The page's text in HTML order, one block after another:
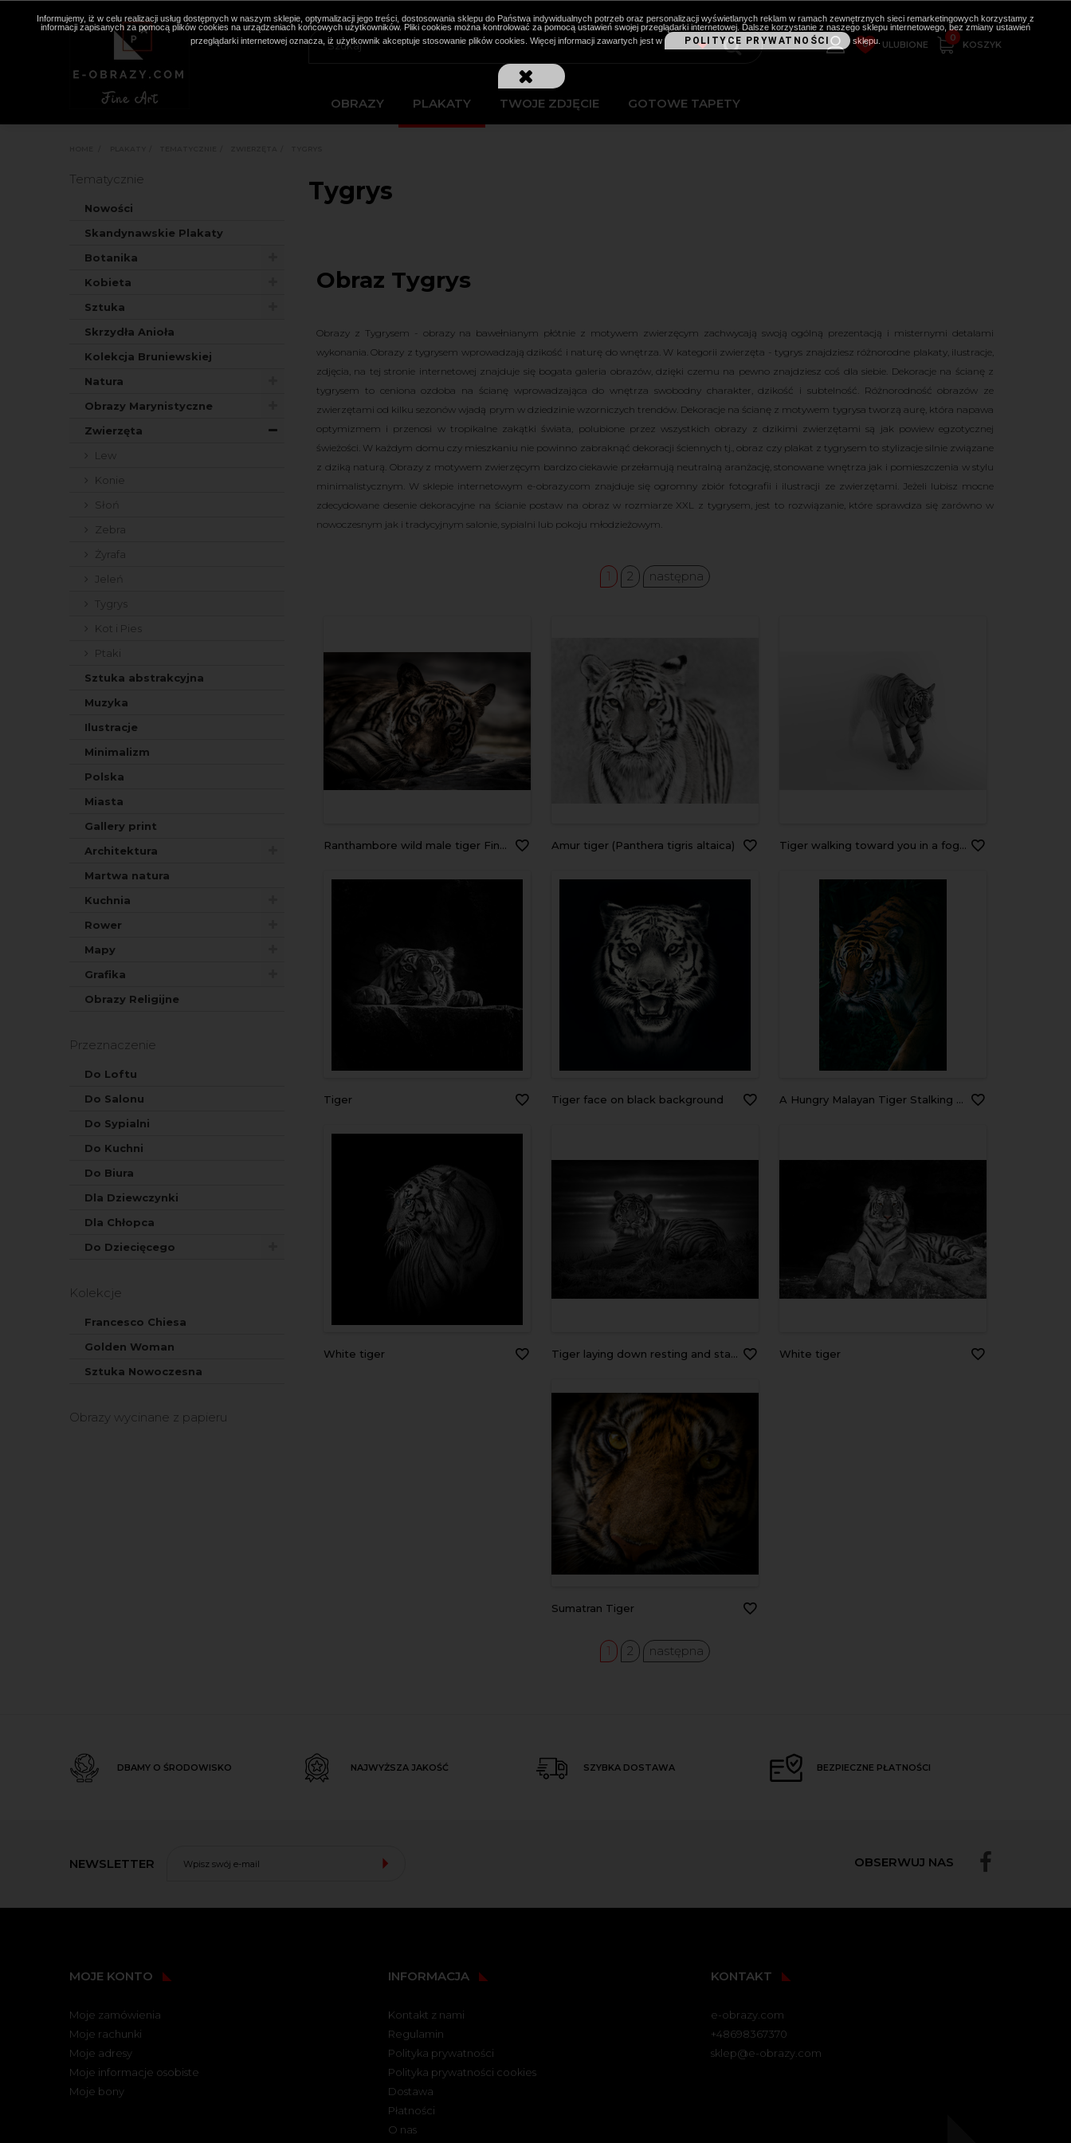
0 ULUBIONE
0
KOSZYK
OBRAZY PLAKATY TWOJE ZDJĘCIE GOTOWE TAPETY
Tematycznie
Nowości
Skandynawskie Plakaty
Botanika
Kobieta
Sztuka
Skrzydła Anioła
Kolekcja Bruniewskiej
Natura
Obrazy Marynistyczne
Zwierzęta
Lew
Konie
Słoń
Zebra
Żyrafa
Jeleń
Tygrys
Kot i Pies
Ptaki
Sztuka abstrakcyjna
Muzyka
Ilustracje
Minimalizm
Polska
Miasta
Gallery print
Architektura
Martwa natura
Kuchnia
Rower
Mapy
Grafika
Obrazy Religijne
Przeznaczenie
Do Loftu
Do Salonu
Do Sypialni
Do Kuchni
Do Biura
Dla Dziewczynki
Dla Chłopca
Do Dziecięcego
Kolekcje
Francesco Chiesa
Golden Woman
Sztuka Nowoczesna
Obrazy wycinane z papieru
Tygrys
Obraz Tygrys
Obrazy z Tygrysem - obrazy na bawełnianym płótnie z motywem zwierzęcym zachwycają swoją ogólną prezentacją i misternymi detalami
wykonania. Obrazy z tygrysem wprowadzają dzikość i naturę do wnętrza. W kategorii zwierzęta - tygrys znajdziesz różnorodne plakaty, ilustracje,
zdjęcia, na tej stronie internetowej znajduje się bogata galeria obrazów, dzięki czemu na pewno znajdziesz coś dla siebie. Dekoracje na ścianę z
tygrysem to ceniona ozdoba na ścianę wprowadzająca do wnętrza swobodny charakter, dzikość i subtelność. Różnorodność obrazów ze
zwierzętami od kilku sezonów wjadą prym w dziedzinie wzorniczych trendów. Dekoracje na ścianę z motywem tygrysa tworzą aurę, która napawa
optymizmem i przenosi w tropikalne zakątki świata, polubione przez wszystkich obrazy z dzikimi zwierzętami są jak powiew egzotycznej
świeżości. W każdym domu czy mieszkaniu nie powinno zabraknąć dekoracji ściennych tj., obraz czy plakat z tygrysem to stylizacje silnie związane
z dziką naturą. Obrazy z motywem zwierzęcym bardzo ciekawie przełamują neutralną aranżację, stonowane wnętrza jak i pomieszczenia w stylu
minimalistycznym. W sklepie internetowym e-obrazy.com znajduje się ogromny zbiór fotografii i ilustracji ze zwierzętami. Jeżeli lubisz mocne
zdecydowane desenie dekoracyjne na ścianie postaw na obraz w rozmiarze XXL z tygrysem, jest to rozwiązanie, które sprawdza się zarówno w
nowoczesnym jak i tradycyjnym salonie, sypialni lub pokoju młodzieżowym.
1 2 następna
ranthambore wild male tiger Fine art image portrait of wild male bengal tiger extreme close up with eye contact at ranthambore national park or tiger reserve rajasthan india - panthera tigris Amur tiger (Panthera tigris altaica) Tiger walking toward you in a foggy background
tiger tiger face on black background A Hungry Malayan Tiger Stalking Through the Green Forest Trees
White tiger Tiger laying down resting and staring looking straight ahead monochrome black and white image white tiger
Sumatran Tiger
1 2 następna
DBAMY O ŚRODOWISKO NAJWYŻSZA JAKOŚĆ SZYBKA DOSTAWA BEZPIECZNE PŁATNOŚCI
NEWSLETTER OBSERWUJ NAS
MOJE KONTO
Moje zamówienia
Moje rachunki
Moje adresy
Moje informacje osobiste
Moje bony
INFORMACJA
Kontakt z nami
Regulamin
Polityka prywatności
Polityka prywatności cookies
Dostawa
Płatności
O nas
KONTAKT
e-obrazy.com
+48698367370
sklep@e-obrazy.com
Informujemy, iż w celu realizacji usług dostępnych w naszym sklepie, optymalizacji jego treści, dostosowania sklepu do Państwa indywidualnych potrzeb oraz personalizacji wyświetlanych reklam w ramach zewnętrznych sieci remarketingowych korzystamy z
informacji zapisanych za pomocą plików cookies na urządzeniach końcowych użytkowników. Pliki cookies można kontrolować za pomocą ustawień swojej przeglądarki internetowej. Dalsze korzystanie z naszego sklepu internetowego, bez zmiany ustawień
przeglądarki internetowej oznacza, iż użytkownik akceptuje stosowanie plików cookies. Więcej informacji zawartych jest w
POLITYCE PRYWATNOŚCI sklepu.